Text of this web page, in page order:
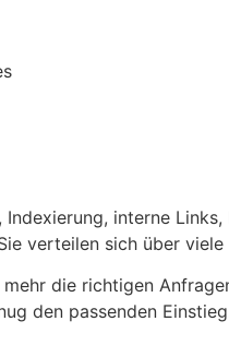
interne
verteilen sich über
die richtigen
den passenden